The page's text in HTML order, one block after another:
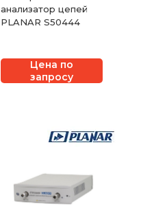
анализатор цепей
PLANAR S50444
Цена по
запросу